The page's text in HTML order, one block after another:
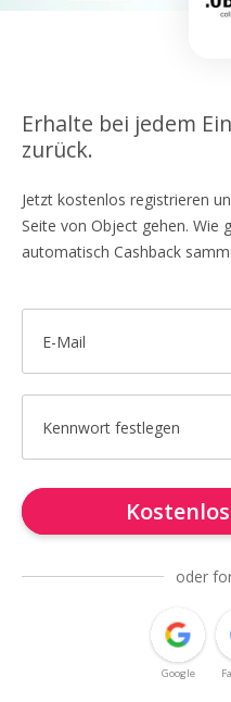
Erhalte bei jedem
zurück.
Jetzt kostenlos registrieren
Seite von Object gehen. Wie
automatisch Cashback
E-Mail
Kennwort festlegen
oder
Google